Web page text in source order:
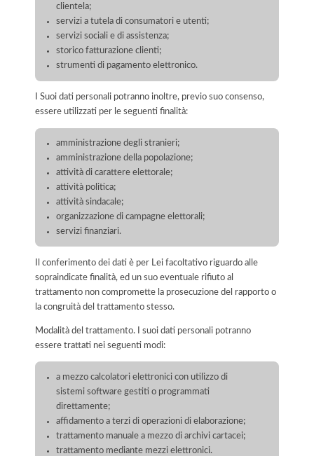
clientela;
servizi a tutela di consumatori e utenti;
servizi sociali e di assistenza;
storico fatturazione clienti;
strumenti di pagamento elettronico.
I Suoi dati personali potranno inoltre, previo suo consenso,
essere utilizzati per le seguenti finalità:
amministrazione degli stranieri;
amministrazione della popolazione;
attività di carattere elettorale;
attività politica;
attività sindacale;
organizzazione di campagne elettorali;
servizi finanziari.
Il conferimento dei dati è per Lei facoltativo riguardo alle
sopraindicate finalità, ed un suo eventuale rifiuto al
trattamento non compromette la prosecuzione del rapporto o
la congruità del trattamento stesso.
Modalità del trattamento. I suoi dati personali potranno
essere trattati nei seguenti modi:
a mezzo calcolatori elettronici con utilizzo di
sistemi software gestiti o programmati
direttamente;
affidamento a terzi di operazioni di elaborazione;
trattamento manuale a mezzo di archivi cartacei;
trattamento mediante mezzi elettronici.